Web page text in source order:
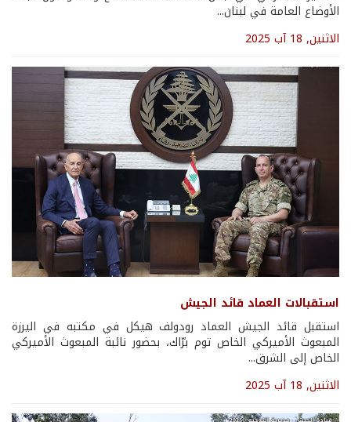
الأوضاع العامة في لبنان...
الاثنين, 18 آب 2025
استقبالات العماد قائد الجيش
استقبل قائد الجيش العماد رودولف هيكل في مكتبه في اليرزة
المبعوث الأميركي الخاص توم برّاك، بحضور نائبة المبعوث الأميركي
الخاص إلى الشرق...
الاثنين, 18 آب 2025